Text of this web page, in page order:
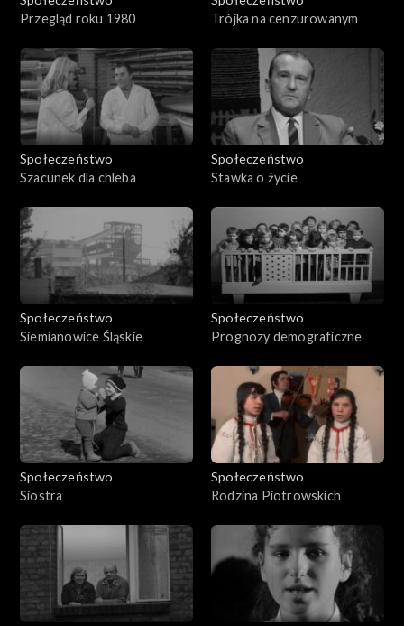
Przegląd roku 1980
Trójka na cenzurowanym
Społeczeństwo
Szacunek dla chleba
Społeczeństwo
Stawka o życie
Społeczeństwo
Siemianowice Śląskie
Społeczeństwo
Prognozy demograficzne
Społeczeństwo
Siostra
Społeczeństwo
Rodzina Piotrowskich